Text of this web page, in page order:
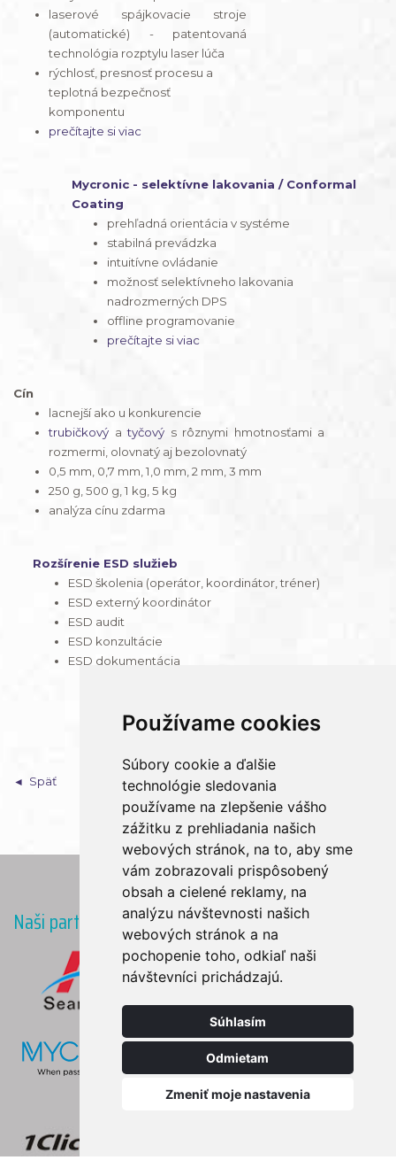
Používame cookies
Súbory cookie a ďalšie
technológie sledovania
používame na zlepšenie vášho
zážitku z prehliadania našich
webových stránok, na to, aby sme
vám zobrazovali prispôsobený
obsah a cielené reklamy, na
analýzu návštevnosti našich
webových stránok a na
pochopenie toho, odkiaľ naši
návštevníci prichádzajú.
Súhlasím
Odmietam
Zmeniť moje nastavenia
laserové spájkovacie stroje
(automatické) - patentovaná
technológia rozptylu laser lúča
rýchlosť, presnosť procesu a
teplotná bezpečnosť
komponentu
prečítajte si viac
Mycronic - selektívne lakovania / Conformal
Coating
prehľadná orientácia v systéme
stabilná prevádzka
intuitívne ovládanie
možnosť selektívneho lakovania
nadrozmerných DPS
offline programovanie
prečítajte si viac
Cín
lacnejší ako u konkurencie
trubičkový atyčový s rôznymi hmotnosťami a
rozmermi, olovnatý aj bezolovnatý
0,5 mm, 0,7 mm, 1,0 mm, 2 mm, 3 mm
250 g, 500 g, 1 kg, 5 kg
analýza cínu zdarma
Rozšírenie ESD služieb
ESD školenia (operátor, koordinátor, tréner)
ESD externý koordinátor
ESD audit
ESD konzultácie
ESD dokumentácia
Späť
Naši partneri